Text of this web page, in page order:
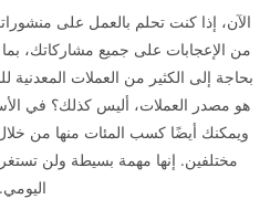
الآن، إذا كنت تحلم بالعمل على
من الإعجابات على جميع مشاركاتك،
بحاجة إلى الكثير من العملات
هو مصدر العملات، أليس كذلك؟ في
ويمكنك أيضًا كسب المئات منها من
مختلفين. إنها مهمة بسيطة ولن
اليومي.